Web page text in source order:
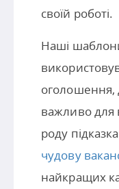
своїй роботі.
Наші
важливо для
роду
чудову
найкращих